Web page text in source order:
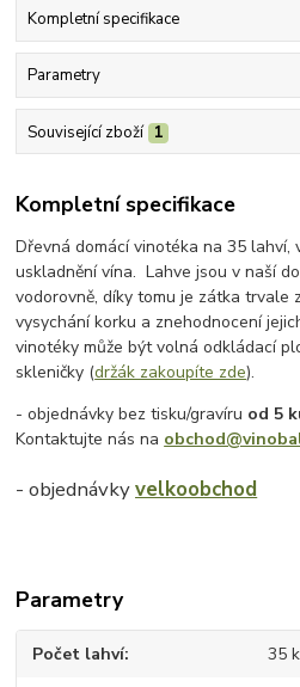
Kompletní specifikace
Parametry
Související zboží 1
Kompletní specifikace
Dřevná domácí vinotéka na 35 lahví,
uskladnění vína. Lahve jsou v naší
vodorovně, díky tomu je zátka trvale
vysychání korku a znehodnocení
vinotéky může být volná odkládací
skleničky (držák zakoupíte zde).
- objednávky bez tisku/gravíru od 5
Kontaktujte nás na
- objednávkyvelkoobchod
Parametry
Počet lahví 35